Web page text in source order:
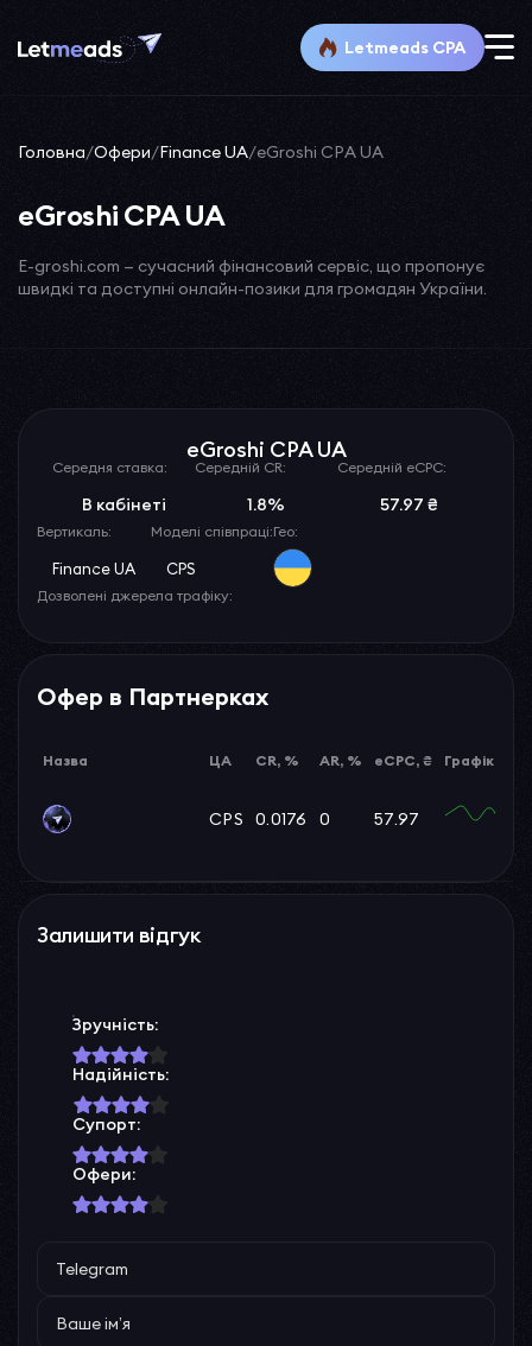
Letmeads CPA
Головна/Офери/Finance UA/eGroshi CPA UA
eGroshi CPA UA
E-groshi.com — сучасний фінансовий сервіс, що пропонує
швидкі та доступні онлайн-позики для громадян України.
eGroshi CPA UA
Середня ставка:
В кабінеті
Середній CR:
1.8%
Середній eCPC:
57.97 ₴
Вертикаль:
Finance UA
Моделі співпраці:
CPS
Гео:
Дозволені джерела трафіку:
Офер в Партнерках
Назва ЦА CR, % AR, % eCPC, ₴ Графік
CPS 0.0176 0 57.97
Залишити відгук
Зручність:
Надійність:
Супорт:
Офери: